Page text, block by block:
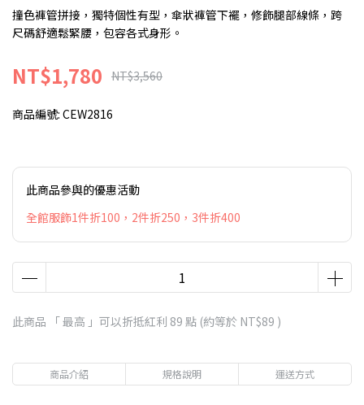
撞色褲管拼接，獨特個性有型，傘狀褲管下襬，修飾腿部線條，跨
尺碼舒適鬆緊腰，包容各式身形。
NT$1,780 NT$3,560
商品編號: CEW2816
此商品參與的優惠活動
全館服飾1件折100，2件折250，3件折400
此商品 「 最高 」可以折抵紅利 89 點 (約等於 NT$89 )
商品介紹 規格說明 運送方式